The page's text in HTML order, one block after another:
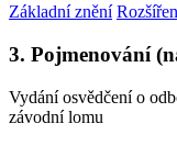
Základní znění
3. Pojmenování
Vydání osvědčení o
závodní lomu